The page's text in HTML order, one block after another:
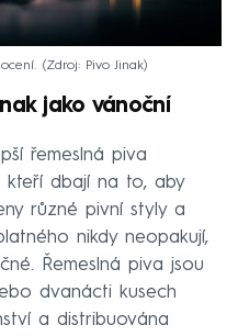
Zdroj: Pivo Jinak
jako vánoční
řemeslná piva
kteří dbají na to, aby
různé pivní styly a
nikdy neopakují,
Řemeslná piva jsou
dvanácti kusech
a distribuována